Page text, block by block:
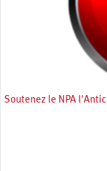
Soutenez le NPA